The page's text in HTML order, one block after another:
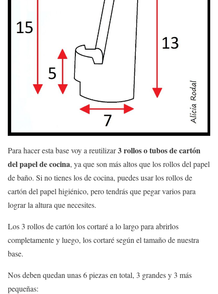
Para hacer esta base voy a reutilizar3 rollos o tubos de cartón
del papel de cocina, ya que son más altos que los rollos del papel
de baño. Si no tienes los de cocina, puedes usar los rollos de
cartón del papel higiénico, pero tendrás que pegar varios para
lograr la altura que necesites.
Los 3 rollos de cartón los cortaré a lo largo para abrirlos
completamente y luego, los cortaré según el tamaño de nuestra
base.
Nos deben quedan unas 6 piezas en total, 3 grandes y 3 más
pequeñas: